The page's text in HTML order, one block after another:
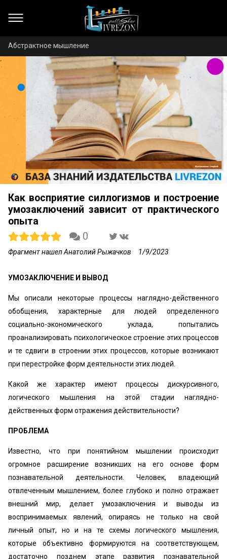
Абстрактное мышление
Как восприятие силлогизмов и построение
умозаключений зависит от практического
опыта
0
Фрагмент нашел Анатолий Рыжачков 1/9/2023
УМОЗАКЛЮЧЕНИЕ И ВЫВОД
Мы описали некоторые процессы наглядно-действенного
обобщения, характерные для людей определенного
социально-экономического уклада, попытались
проанализировать психологическое строение этих процессов
и те сдвиги в строении этих процессов, которые возникают
при перестройке форм деятельности этих людей.
Какой же характер имеют процессы дискурсивного,
логического мышления на этой стадии наглядно-
действенных форм отражения действительности?
ПРОБЛЕМА
Известно, что при понятийном мышлении происходит
огромное расширение возникших на его основе форм
познавательной деятельности. Человек, владеющий
отвлеченным мышлением, более глубоко и полно отражает
внешний мир, делает умозаключения и выводы из
воспринимаемых явлений, опираясь не только на свой
личный опыт, но и на те схемы логического мышления,
которые объективно формируются на соответствующем,
достаточно позднем этапе развития познавательной